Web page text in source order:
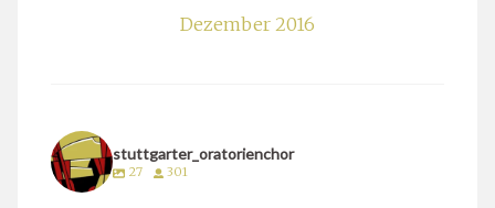
Dezember 2016
stuttgarter_oratorienchor
27 301